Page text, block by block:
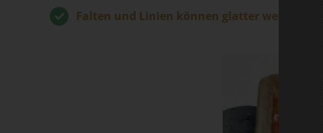
Falten und Linien können glatter werden